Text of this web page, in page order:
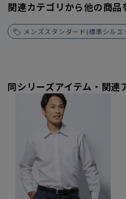
関連カテゴリから他の商品
メンズスタンダード(標準シルエ
同シリーズアイテム・関連